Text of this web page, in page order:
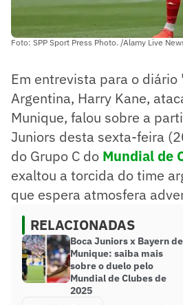
Foto: SPP Sport Press Photo. /Alamy Live
Em entrevista para o diário
Argentina, Harry Kane,
Munique, falou sobre a
Juniors desta sexta-feira
do Grupo C do Mundial de
exaltou a torcida do time
que espera atmosfera
RELACIONADAS
Boca Juniors x Bayern de
Munique: saiba mais
sobre o duelo pelo
Mundial de Clubes de
2025